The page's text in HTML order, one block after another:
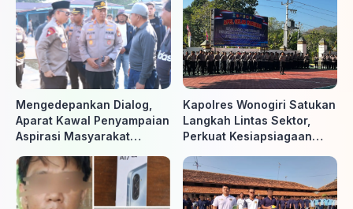
Mengedepankan Dialog,
Aparat Kawal Penyampaian
Aspirasi Masyarakat
Timur
Kapolres Wonogiri Satukan
Langkah Lintas Sektor,
Perkuat Kesiapsiagaan